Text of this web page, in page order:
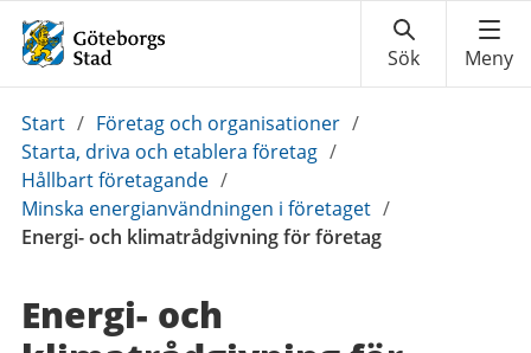
Du
är
här:
Start / Företag och organisationer /
Starta, driva och etablera företag /
Hållbart företagande /
Minska energianvändningen i företaget /
Energi- och klimatrådgivning för företag
Energi- och